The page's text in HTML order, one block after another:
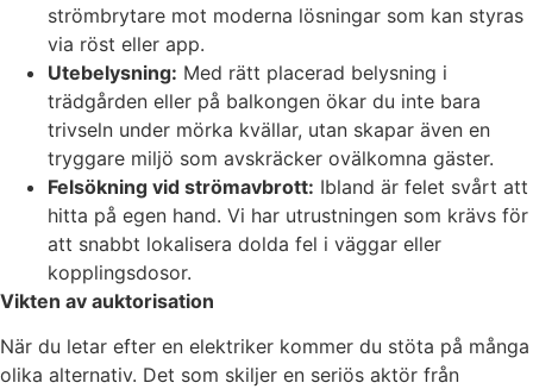
strömbrytare mot moderna lösningar som kan styras
via röst eller app.
Utebelysning: Med rätt placerad belysning i
trädgården eller på balkongen ökar du inte bara
trivseln under mörka kvällar, utan skapar även en
tryggare miljö som avskräcker ovälkomna gäster.
Felsökning vid strömavbrott: Ibland är felet svårt att
hitta på egen hand. Vi har utrustningen som krävs för
att snabbt lokalisera dolda fel i väggar eller
kopplingsdosor.
Vikten av auktorisation
När du letar efter en elektriker kommer du stöta på många
olika alternativ. Det som skiljer en seriös aktör från